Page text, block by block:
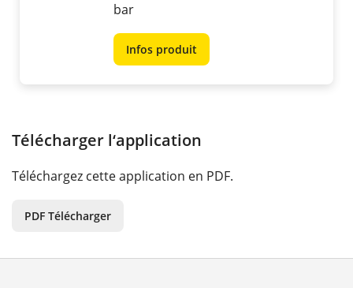
bar
Infos produit
Télécharger l‘application
Téléchargez cette application en PDF.
PDF Télécharger